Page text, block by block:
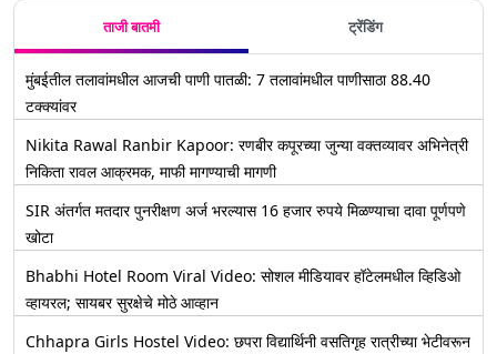
ताजी बातमी ट्रेंडिंग
मुंबईतील तलावांमधील आजची पाणी पातळी: 7 तलावांमधील पाणीसाठा 88.40
टक्क्यांवर
Nikita Rawal Ranbir Kapoor: रणबीर कपूरच्या जुन्या वक्तव्यावर अभिनेत्री
निकिता रावल आक्रमक, माफी मागण्याची मागणी
SIR अंतर्गत मतदार पुनरीक्षण अर्ज भरल्यास 16 हजार रुपये मिळण्याचा दावा पूर्णपणे
खोटा
Bhabhi Hotel Room Viral Video: सोशल मीडियावर हॉटेलमधील व्हिडिओ
व्हायरल; सायबर सुरक्षेचे मोठे आव्हान
Chhapra Girls Hostel Video: छपरा विद्यार्थिनी वसतिगृह रात्रीच्या भेटीवरून